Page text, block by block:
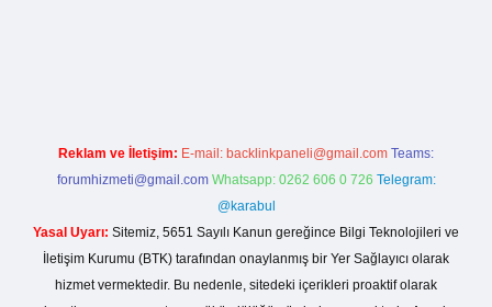
Reklam ve İletişim: E-mail: backlinkpaneli@gmail.com Teams:
forumhizmeti@gmail.com Whatsapp: 0262 606 0 726 Telegram:
@karabul
Yasal Uyarı: Sitemiz, 5651 Sayılı Kanun gereğince Bilgi Teknolojileri ve
İletişim Kurumu (BTK) tarafından onaylanmış bir Yer Sağlayıcı olarak
hizmet vermektedir. Bu nedenle, sitedeki içerikleri proaktif olarak